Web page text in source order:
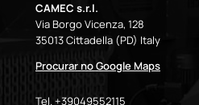
CAMEC s.r.l.
Via Borgo Vicenza, 128
35013 Cittadella (PD) Italy
Procurar no Google Maps
Tel. +39049552115